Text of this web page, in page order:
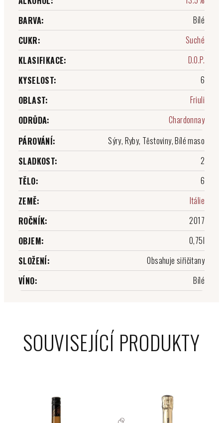
BARVA:
Bílé
CUKR:
Suché
KLASIFIKACE:
D.O.P.
KYSELOST:
6
OBLAST:
Friuli
ODRŮDA:
Chardonnay
PÁROVÁNÍ:
Sýry, Ryby, Těstoviny, Bílé maso
SLADKOST:
2
TĚLO:
6
ZEMĚ:
Itálie
ROČNÍK:
2017
OBJEM:
0,75l
SLOŽENÍ:
Obsahuje siřičitany
VÍNO: Bílé
SOUVISEJÍCÍ PRODUKTY